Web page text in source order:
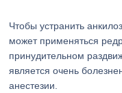
Чтобы устранить
может применяться
принудительном
является очень
анестезии.